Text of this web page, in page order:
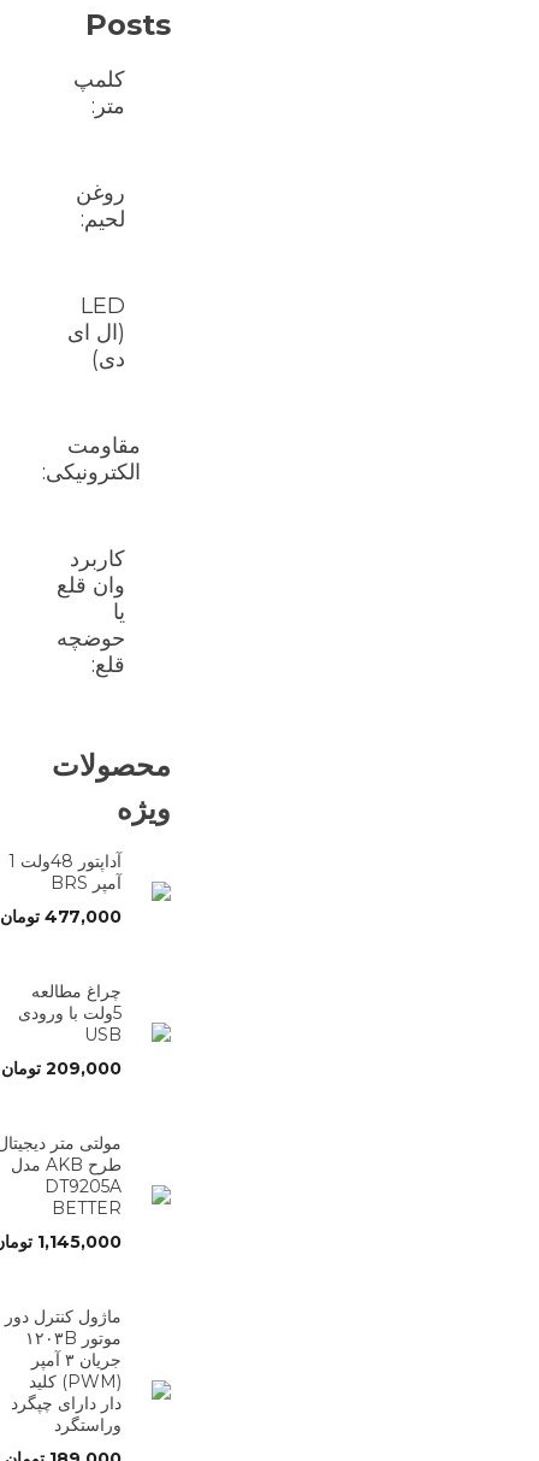
Posts
کلمپ
متر:
روغن
لحیم:
LED
(ال ای
دی)
مقاومت
الکترونیکی:
کاربرد
وان قلع
یا
حوضچه
قلع:
محصولات
ویژه
آداپتور 48ولت 1
آمپر BRS
477,000 تومان
چراغ مطالعه
5ولت با ورودی
USB
209,000 تومان
مولتی متر
طرح AKB مدل
DT9205A
BETTER
1,145,000
ماژول کنترل دور
موتور ۱۲۰۳B
جریان ۳ آمپر
(PWM) کلید
دار دارای چپگرد
وراستگرد